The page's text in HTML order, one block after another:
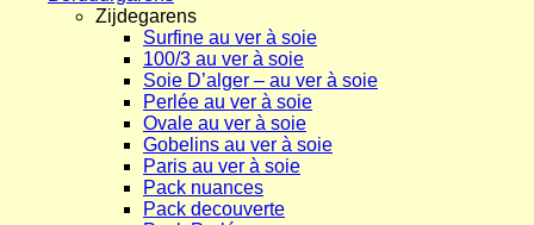
Zijdegarens
Surfine au ver à soie
100/3 au ver à soie
Soie D’alger – au ver à soie
Perlée au ver à soie
Ovale au ver à soie
Gobelins au ver à soie
Paris au ver à soie
Pack nuances
Pack decouverte